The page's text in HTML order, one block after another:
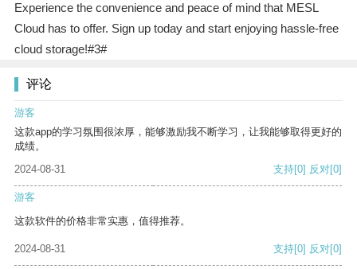
Experience the convenience and peace of mind that MESL
Cloud has to offer. Sign up today and start enjoying hassle-free
cloud storage!#3#
评论
游客
这款app的学习氛围很浓厚，能够激励我不断学习，让我能够取得更好的
成绩。
2024-08-31
支持[0] 反对[0]
游客
这款软件的价格非常实惠，值得推荐。
2024-08-31 支持[0] 反对[0]